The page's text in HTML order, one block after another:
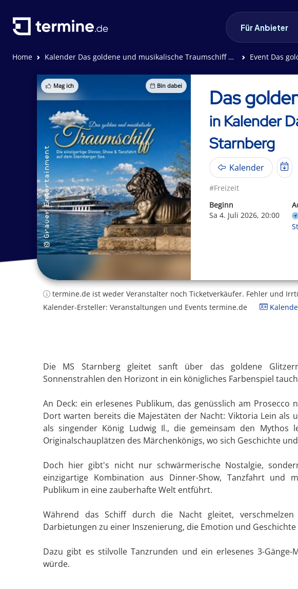
Für Anbieter
Home Kalender Das goldene und musikalische Traumschiff | MS Starnberg Event Das
Mag ich Bin dabei Das
in Kalender
Starnberg
Kalender
#Freizeit
Beginn
Sa 4. Juli 2026, 20:00
termine.de ist weder Veranstalter noch Ticketverkäufer. Fehler und
Kalender-Ersteller: Veranstaltungen und Events termine.de
Die MS Starnberg gleitet sanft über das goldene
Sonnenstrahlen den Horizont in ein königliches Farbenspiel
An Deck: ein erlesenes Publikum, das genüsslich am
Dort warten bereits die Majestäten der Nacht: Viktoria Lein als
als singender König Ludwig Il., die gemeinsam den
Originalschauplätzen des Märchenkönigs, wo sich Geschichte
Doch hier gibt's nicht nur schwärmerische Nostalgie,
einzigartige Kombination aus Dinner-Show, Tanzfahrt und
Publikum in eine zauberhafte Welt entführt.
Während das Schiff durch die Nacht gleitet,
Darbietungen zu einer Inszenierung, die Emotion und
Dazu gibt es stilvolle Tanzrunden und ein erlesenes 3-
würde.